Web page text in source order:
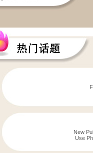
New
Use